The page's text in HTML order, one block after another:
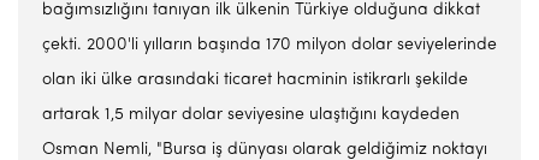
bağımsızlığını tanıyan ilk ülkenin Türkiye olduğuna dikkat
çekti. 2000'li yılların başında 170 milyon dolar seviyelerinde
olan iki ülke arasındaki ticaret hacminin istikrarlı şekilde
artarak 1,5 milyar dolar seviyesine ulaştığını kaydeden
Osman Nemli, "Bursa iş dünyası olarak geldiğimiz noktayı